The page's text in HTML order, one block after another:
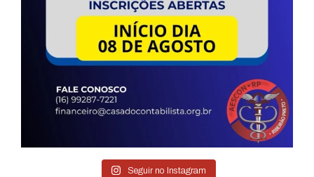
Seguir no Instagram